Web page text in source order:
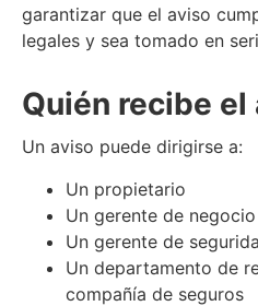
garantizar que el aviso
legales y sea tomado en
Quién recibe el
Un aviso puede dirigirse a:
Un propietario
Un gerente de
Un gerente de
Un departamento de
compañía de seguros